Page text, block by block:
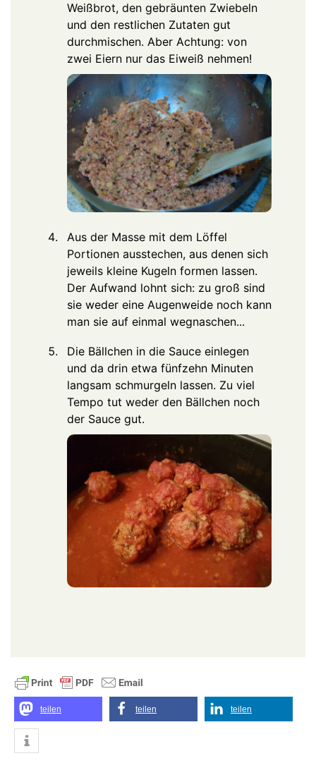
Weißbrot, den gebräunten Zwiebeln
und den restlichen Zutaten gut
durchmischen. Aber Achtung: von
zwei Eiern nur das Eiweiß nehmen!
Aus der Masse mit dem Löffel
Portionen ausstechen, aus denen sich
jeweils kleine Kugeln formen lassen.
Der Aufwand lohnt sich: zu groß sind
sie weder eine Augenweide noch kann
man sie auf einmal wegnaschen...
Die Bällchen in die Sauce einlegen
und da drin etwa fünfzehn Minuten
langsam schmurgeln lassen. Zu viel
Tempo tut weder den Bällchen noch
der Sauce gut.
teilen teilen teilen